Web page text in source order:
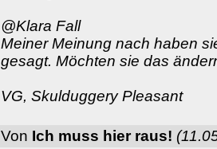
@Klara Fall
Meiner Meinung nach haben
gesagt. Möchten sie das
VG, Skulduggery Pleasant
Von Ich muss hier raus!